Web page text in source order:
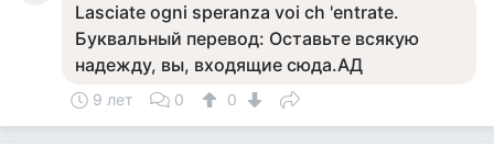
Lasciate ogni speranza voi ch 'entrate.
Буквальный перевод: Оставьте всякую
надежду, вы, входящие сюда.АД
9 лет 0 0